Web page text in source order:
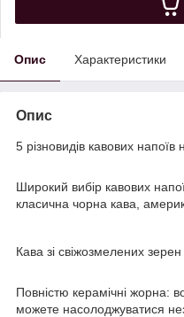
Опис Характеристики
Опис
5 різновидів кавових напоїв
Широкий вибір кавових
класична чорна кава,
Кава зі свіжозмелених зерен
Повністю керамічні жорна:
можете насолоджуватися